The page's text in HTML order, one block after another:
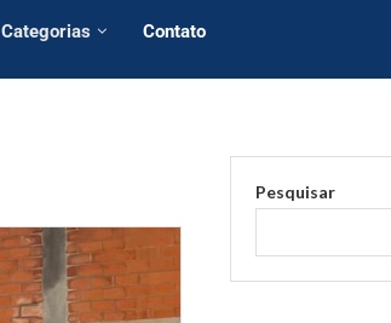
Categorias Contato
Pesquisar